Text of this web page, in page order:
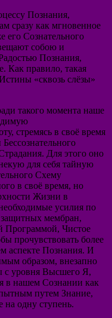
Познания,
сразу как мгновенное
его Сознательного
собою и
Познания,
Как правило, такая
«сквозь слёзы»
такого момента наше
стремясь в своё время
Для этого оно
для себя тайную
Схему
в своё время, но
Жизни в
усилия по
защитных мембран,
Программой, Чистое
прочувствовать более
аспекте Познания. И
образом, внезапно
с уровня Высшего Я,
в нашем Сознании как
путем Знание,
на одну ступень.